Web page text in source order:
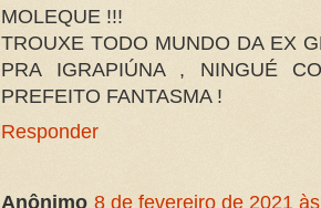
MOLEQUE !!!
TROUXE TODO MUNDO DA EX
PRA IGRAPIÚNA , NINGUÉ
PREFEITO FANTASMA !
Responder
Anônimo 8 de fevereiro de 2021